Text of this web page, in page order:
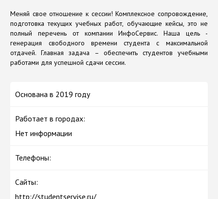
Меняй свое отношение к сессии! Комплексное сопровождение,
подготовка текущих учебных работ, обучающие кейсы, это не
полный перечень от компании ИнфоСервис. Наша цель -
генерация свободного времени студента с максимальной
отдачей. Главная задача – обеспечить студентов учебными
работами для успешной сдачи сессии.
Основана в 2019 году
Работает в городах:
Нет информации
Телефоны:
Сайты:
http://studentservise.ru/